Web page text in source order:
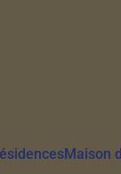
Maison